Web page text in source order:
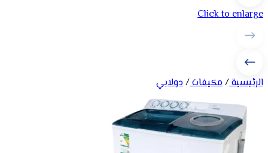
Click to enlarge
الرئيسية/مكيفات/دولابي